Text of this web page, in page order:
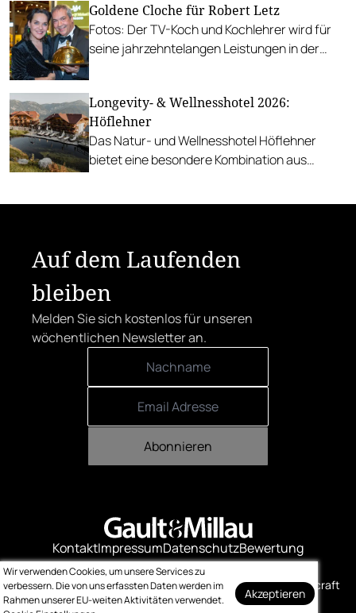
Tomaten.
Goldene Cloche für Robert Letz
Fotos: Der TV-Koch und Kochlehrer wird für
seine jahrzehntelangen Leistungen in der
Longevity- & Wellnesshotel 2026:
Höflehner
Das Natur- und Wellnesshotel Höflehner
bietet eine besondere Kombination aus
Auf dem Laufenden
bleiben
Melden Sie sich kostenlos für unseren
wöchentlichen Newsletter an.
Abonnieren
KontaktImpressumDatenschutzBewertung
Logo-Downloads
© Gault & Millau Made with ❤️ by bitcraft
Wir verwenden Cookies, um unsere Services zu
verbessern. Die von uns erfassten Daten werden im
Rahmen unserer EU-weiten Aktivitäten verwendet.
Akzeptieren